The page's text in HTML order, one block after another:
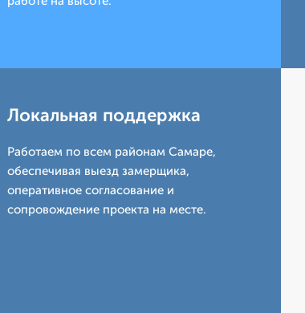
Локальная поддержка
Работаем по всем районам Самаре,
обеспечивая выезд замерщика,
оперативное согласование и
сопровождение проекта на месте.